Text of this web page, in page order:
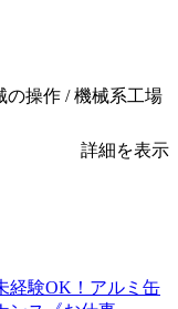
の操作 / 機械系工場
詳細を表示